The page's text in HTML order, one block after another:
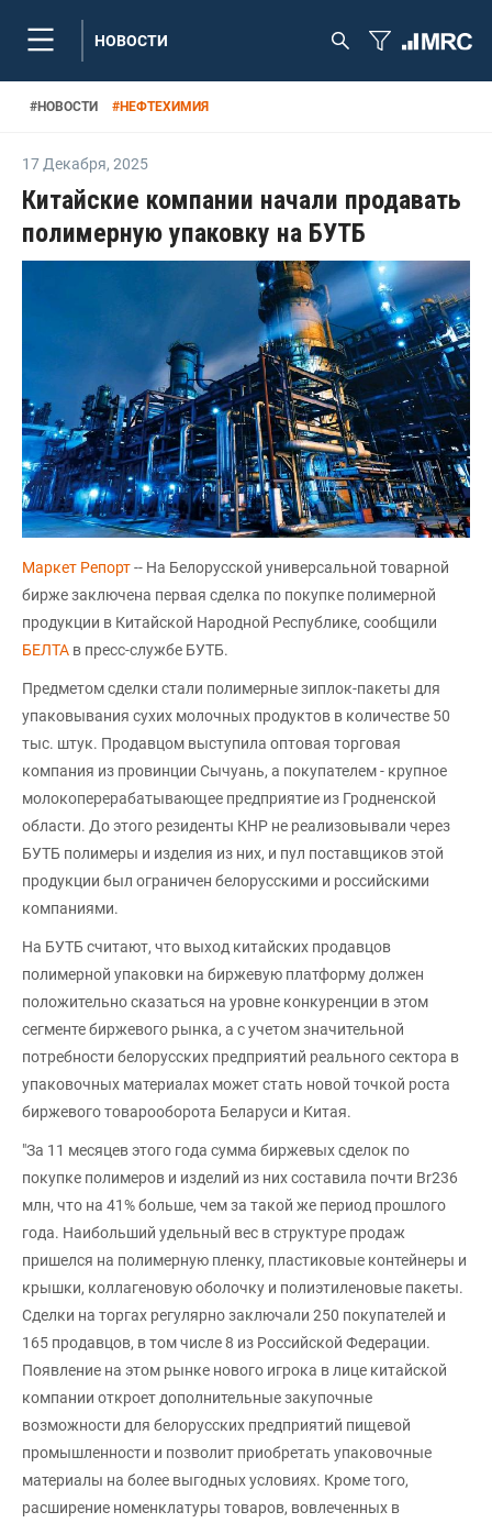
НОВОСТИ
#НОВОСТИ #НЕФТЕХИМИЯ
17 Декабря, 2025
Китайские компании начали продавать
полимерную упаковку на БУТБ
Маркет Репорт-- На Белорусской универсальной товарной
бирже заключена первая сделка по покупке полимерной
продукции в Китайской Народной Республике, сообщили
БЕЛТА в пресс-службе БУТБ.
Предметом сделки стали полимерные зиплок-пакеты для
упаковывания сухих молочных продуктов в количестве 50
тыс. штук. Продавцом выступила оптовая торговая
компания из провинции Сычуань, а покупателем - крупное
молокоперерабатывающее предприятие из Гродненской
области. До этого резиденты КНР не реализовывали через
БУТБ полимеры и изделия из них, и пул поставщиков этой
продукции был ограничен белорусскими и российскими
компаниями.
На БУТБ считают, что выход китайских продавцов
полимерной упаковки на биржевую платформу должен
положительно сказаться на уровне конкуренции в этом
сегменте биржевого рынка, а с учетом значительной
потребности белорусских предприятий реального сектора в
упаковочных материалах может стать новой точкой роста
биржевого товарооборота Беларуси и Китая.
"За 11 месяцев этого года сумма биржевых сделок по
покупке полимеров и изделий из них составила почти Br236
млн, что на 41% больше, чем за такой же период прошлого
года. Наибольший удельный вес в структуре продаж
пришелся на полимерную пленку, пластиковые контейнеры и
крышки, коллагеновую оболочку и полиэтиленовые пакеты.
Сделки на торгах регулярно заключали 250 покупателей и
165 продавцов, в том числе 8 из Российской Федерации.
Появление на этом рынке нового игрока в лице китайской
компании откроет дополнительные закупочные
возможности для белорусских предприятий пищевой
промышленности и позволит приобретать упаковочные
материалы на более выгодных условиях. Кроме того,
расширение номенклатуры товаров, вовлеченных в